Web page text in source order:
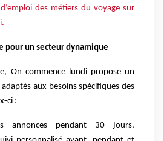
des métiers du voyage sur
pour un secteur dynamique
On commence lundi propose un
aux besoins spécifiques des
ci :
annonces pendant 30 jours,